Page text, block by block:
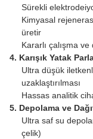
Sürekli
Kimyasal
üretir
Kararlı çalışma
4. Karışık Yatak
Ultra düşük
uzaklaştırılması
Hassas analitik
5. Depolama ve
Ultra saf su
çelik)